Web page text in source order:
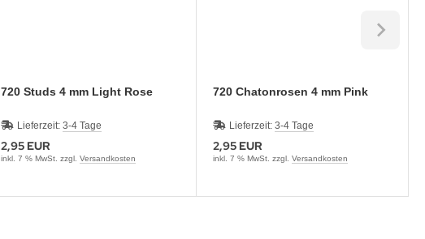
720 Studs 4 mm Light Rose
Lieferzeit:3-4 Tage
2,95 EUR
inkl. 7 % MwSt. zzgl.Versandkosten
720 Chatonrosen 4 mm Pink
Lieferzeit: 3-4 Tage
2,95 EUR
inkl. 7 % MwSt. zzgl. Versandkosten